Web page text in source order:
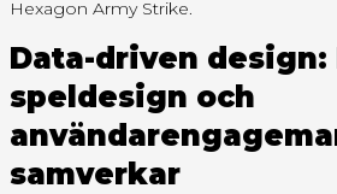
Hexagon Army Strike.
Data-driven design:
speldesign och
samverkar